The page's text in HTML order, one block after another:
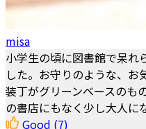
misa
小学生の頃に図書館で呆れ
した。お守りのような、お
装丁がグリーンベースのも
の書店にもなく少し大人に
Good (7)